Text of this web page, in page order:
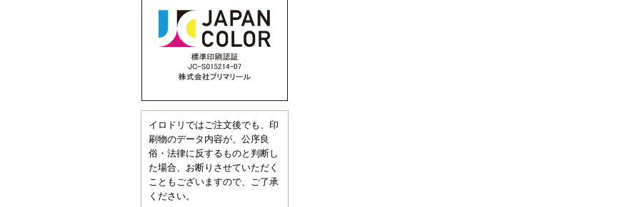
イロドリではご注文後でも、印
刷物のデータ内容が、公序良
俗・法律に反するものと判断し
た場合、お断りさせていただく
こともございますので、ご了承
ください。